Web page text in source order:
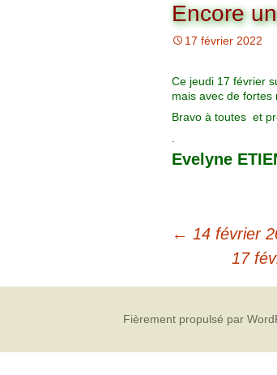
Commission
Commission
Brut Dames
Encore
17 février 2022
Ce jeudi 17 février
mais avec de fortes
Bravo à toutes et
Evelyne
← 14 février
17
Fièrement propulsé par